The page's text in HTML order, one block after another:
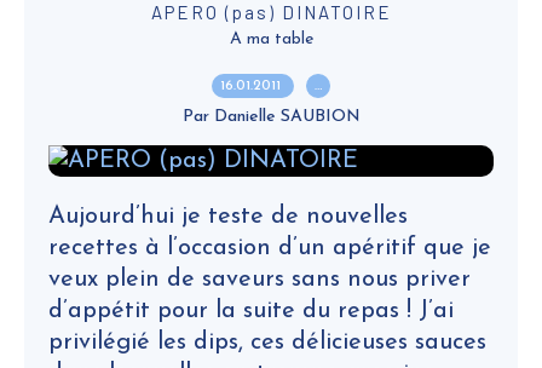
APERO (pas) DINATOIRE
A ma table
16.01.2011 …
Par Danielle SAUBION
Aujourd’hui je teste de nouvelles
recettes à l’occasion d’un apéritif que je
veux plein de saveurs sans nous priver
d’appétit pour la suite du repas ! J’ai
privilégié les dips, ces délicieuses sauces